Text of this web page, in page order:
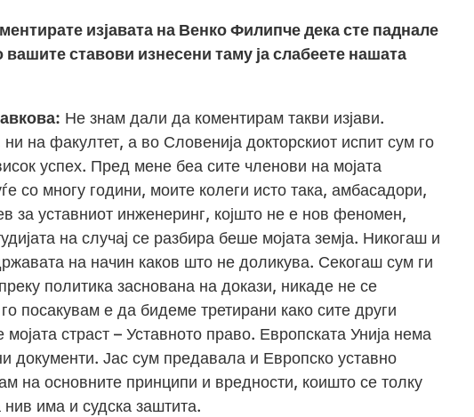
изјавата на Венко Филипче дека сте паднале
ставови изнесени таму ја слабеете нашата
Не знам дали да коментирам такви изјави.
на факултет, а во Словенија докторскиот испит сум го
успех. Пред мене беа сите членови на мојата
со многу години, моите колеги исто така, амбасадори,
за уставниот инженеринг, којшто не е нов феномен,
на случај се разбира беше мојата земја. Никогаш и
на начин каков што не доликува. Секогаш сум ги
политика заснована на докази, никаде не се
посакувам е да бидеме третирани како сите други
страст – Уставното право. Европската Унија нема
документи. Јас сум предавала и Европско уставно
на основните принципи и вредности, коишто се толку
има и судска заштита.